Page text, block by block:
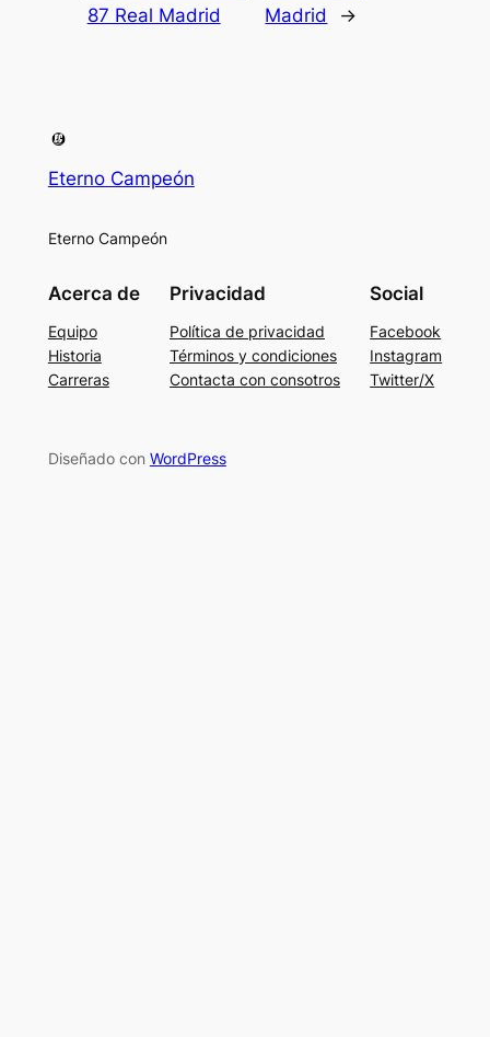
87 Real Madrid
Madrid
→
Eterno Campeón
Eterno Campeón
Acerca de
Equipo
Historia
Carreras
Privacidad
Política de privacidad
Términos y condiciones
Contacta con consotros
Social
Facebook
Instagram
Twitter/X
Diseñado con WordPress